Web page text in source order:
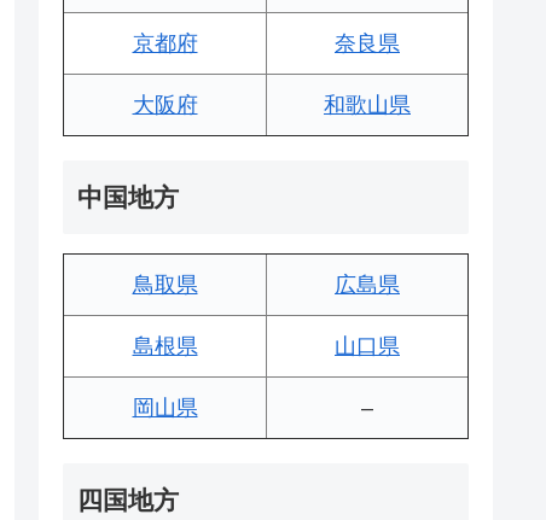
京都府 奈良県
大阪府 和歌山県
中国地方
鳥取県 広島県
島根県 山口県
岡山県 –
四国地方